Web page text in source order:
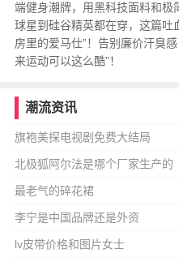
端健身潮牌，用黑科技面料和极
球星到硅谷精英都在穿，这篇吐
房里的爱马仕”！告别廉价汗臭
来运动可以这么酷”！
潮流资讯
旗袍美探电视剧免费大结局
北极狐阿尔法是哪个厂家生产的
最老气的碎花裙
李宁是中国品牌还是外资
lv皮带价格和图片女士